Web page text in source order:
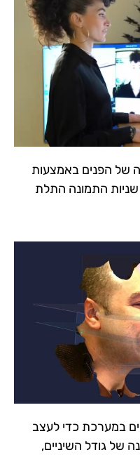
של הפנים באמצעות
התמונה התלת
במערכת כדי לעצב
של גודל השיניים,